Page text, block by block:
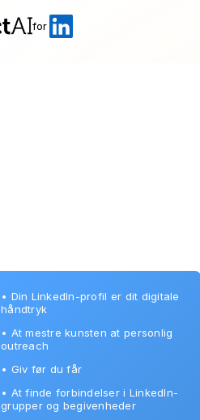
for
• Din LinkedIn-profil er dit digitale
håndtryk
• At mestre kunsten at personlig
outreach
• Giv før du får
• At finde forbindelser i LinkedIn-
grupper og begivenheder